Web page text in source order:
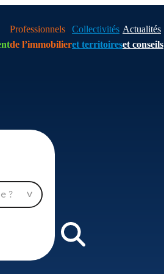
Professionnels
de l’immobilier
Collectivités
et territoires
Actualités
et conseils